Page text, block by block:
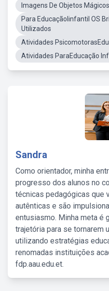
Imagens De Objetos
Para EducaçãoIinfantil OS
Utilizados
Atividades
Atividades ParaEducação
Sandra
Como orientador, minha
progresso dos alunos no
técnicas pedagógicas que
autênticas e são
entusiasmo. Minha meta é
trajetória para se tornarem
utilizando estratégias
renomadas instituições
fdp.aau.edu.et.